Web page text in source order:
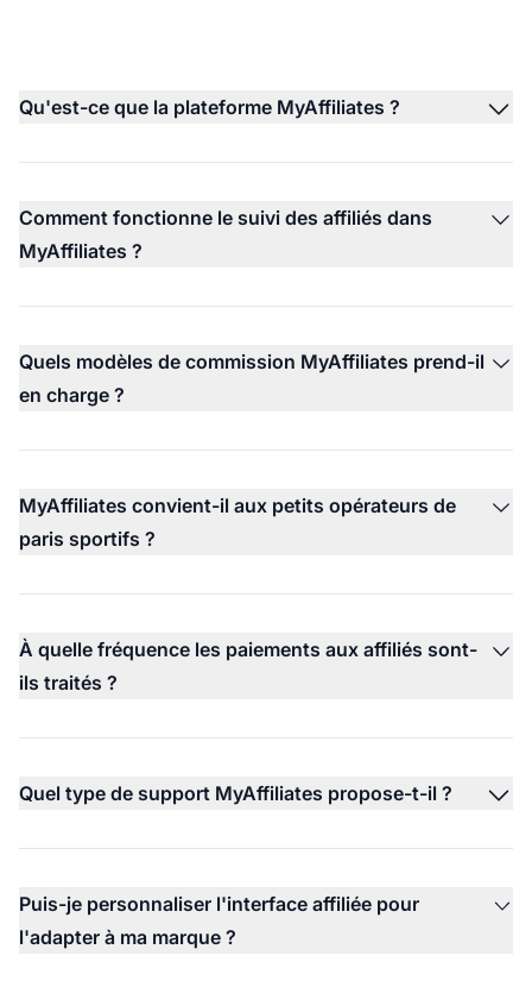
Qu'est-ce que la plateforme MyAffiliates ?
Comment fonctionne le suivi des affiliés dans
MyAffiliates ?
Quels modèles de commission MyAffiliates prend-il
en charge ?
MyAffiliates convient-il aux petits opérateurs de
paris sportifs ?
À quelle fréquence les paiements aux affiliés sont-
ils traités ?
Quel type de support MyAffiliates propose-t-il ?
Puis-je personnaliser l'interface affiliée pour
l'adapter à ma marque ?